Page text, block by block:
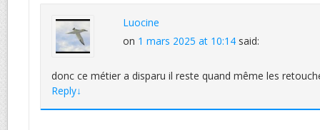
Luocine
on 1 mars 2025 at 10:14 said:
donc ce métier a disparu il reste quand même les
Reply↓